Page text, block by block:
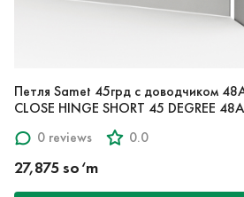
Петля Samet 45грд с доводчиком
CLOSE HINGE SHORT 45 DEGREE
0 reviews
0.0
27,875 so‘m